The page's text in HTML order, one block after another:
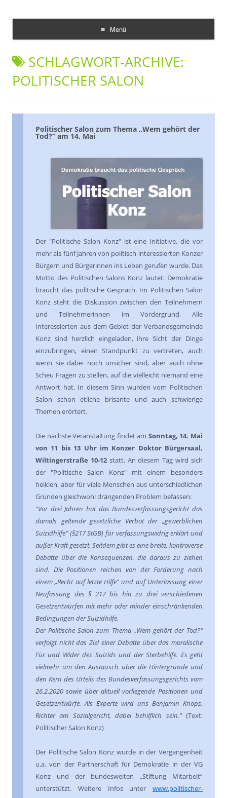
Menü
Zum
springenSCHLAGWORT-ARCHIVE:
POLITISCHER SALON
Politischer Salon zum Thema „Wem gehört der
Tod?“ am 14. Mai
Der "Politische Salon Konz" ist eine Initiative, die vor
mehr als fünf Jahren von politisch interessierten Konzer
Bürgern und Bürgerinnen ins Leben gerufen wurde. Das
Motto des Politischen Salons Konz lautet: Demokratie
braucht das politische Gespräch. Im Politischen Salon
Konz steht die Diskussion zwischen den Teilnehmern
und Teilnehmerinnen im Vordergrund. Alle
Interessierten aus dem Gebiet der Verbandsgemeinde
Konz sind herzlich eingeladen, ihre Sicht der Dinge
einzubringen, einen Standpunkt zu vertreten, auch
wenn sie dabei noch unsicher sind, aber auch ohne
Scheu Fragen zu stellen, auf die vielleicht niemand eine
Antwort hat. In diesem Sinn wurden vom Politischen
Salon schon etliche brisante und auch schwierige
Themen erörtert.
Die nächste Veranstaltung findet am Sonntag, 14. Mai
von 11 bis 13 Uhr im Konzer Doktor Bürgersaal,
Wiltingerstraße 10-12statt. An diesem Tag wird sich
der "Politische Salon Konz" mit einem besonders
heiklen, aber für viele Menschen aus unterschiedlichen
Gründen gleichwohl drängenden Problem befassen:
"Vor drei Jahren hat das Bundesverfassungsgericht das
damals geltende gesetzliche Verbot der „gewerblichen
Suizidhilfe“ (§217 StGB) für verfassungswidrig erklärt und
außer Kraft gesetzt. Seitdem gibt es eine breite, kontroverse
Debatte über die Konsequenzen, die daraus zu ziehen
sind. Die Positionen reichen von der Forderung nach
einem „Recht auf letzte Hilfe“ und auf Unterlassung einer
Neufassung des § 217 bis hin zu drei verschiedenen
Gesetzentwürfen mit mehr oder minder einschränkenden
Bedingungen der Suizidhilfe.
Der Politische Salon zum Thema „Wem gehört der Tod?“
verfolgt nicht das Ziel einer Debatte über das moralische
Für und Wider des Suizids und der Sterbehilfe. Es geht
vielmehr um den Austausch über die Hintergründe und
den Kern des Urteils des Bundesverfassungsgerichts vom
26.2.2020 sowie über aktuell vorliegende Positionen und
Gesetzentwürfe. Als Experte wird uns Benjamin Knops,
Richter am Sozialgericht, dabei behilflich sein."(Text:
Politischer Salon Konz)
Der Politische Salon Konz wurde in der Vergangenheit
u.a. von der Partnerschaft für Demokratie in der VG
Konz und der bundesweiten „Stiftung Mitarbeit“
unterstützt. Weitere Infos unter www.politischer-